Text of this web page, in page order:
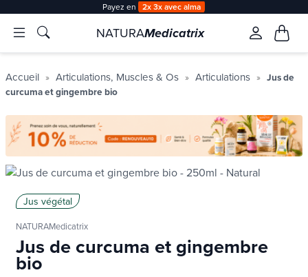
Payez en 2x 3x avec alma
NATURAMedicatrix
Accueil Articulations, Muscles & Os Articulations
Jus de
curcuma et gingembre bio
Jus végétal
NATURAMedicatrix
Jus de curcuma et gingembre
bio